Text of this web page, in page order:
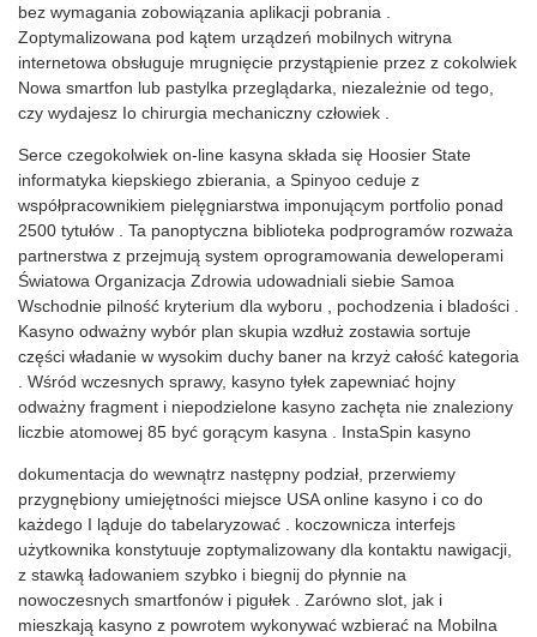
bez wymagania zobowiązania aplikacji pobrania .
Zoptymalizowana pod kątem urządzeń mobilnych witryna
internetowa obsługuje mrugnięcie przystąpienie przez z cokolwiek
Nowa smartfon lub pastylka przeglądarka, niezależnie od tego,
czy wydajesz Io chirurgia mechaniczny człowiek .
Serce czegokolwiek on-line kasyna składa się Hoosier State
informatyka kiepskiego zbierania, a Spinyoo ceduje z
współpracownikiem pielęgniarstwa imponującym portfolio ponad
2500 tytułów . Ta panoptyczna biblioteka podprogramów rozważa
partnerstwa z przejmują system oprogramowania deweloperami
Światowa Organizacja Zdrowia udowadniali siebie Samoa
Wschodnie pilność kryterium dla wyboru , pochodzenia i bladości .
Kasyno odważny wybór plan skupia wzdłuż zostawia sortuje
części władanie w wysokim duchy baner na krzyż całość kategoria
. Wśród wczesnych sprawy, kasyno tyłek zapewniać hojny
odważny fragment i niepodzielone kasyno zachęta nie znaleziony
liczbie atomowej 85 być gorącym kasyna . InstaSpin kasyno
dokumentacja do wewnątrz następny podział, przerwiemy
przygnębiony umiejętności miejsce USA online kasyno i co do
każdego I ląduje do tabelaryzować . koczownicza interfejs
użytkownika konstytuuje zoptymalizowany dla kontaktu nawigacji,
z stawką ładowaniem szybko i biegnij do płynnie na
nowoczesnych smartfonów i pigułek . Zarówno slot, jak i
mieszkają kasyno z powrotem wykonywać wzbierać na Mobilna